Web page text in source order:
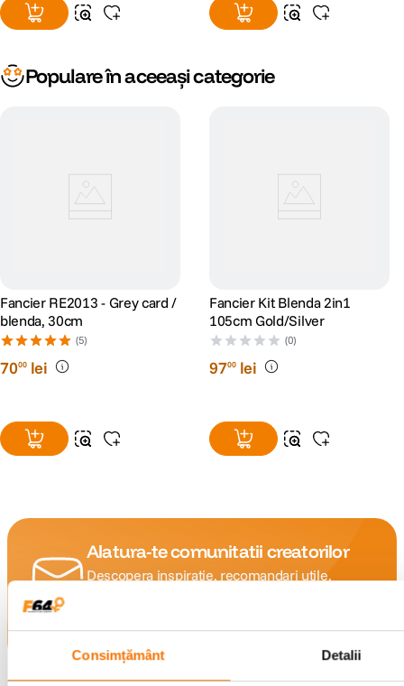
Consimțământ Detalii
Populare în aceeași categorie
Fancier RE2013 - Grey card /
blenda, 30cm
(5)
7000 lei
Fancier Kit Blenda 2in1
105cm Gold/Silver
(0)
9700 lei
Alatura-te comunitatii creatorilor
Descopera inspiratie, recomandari utile,